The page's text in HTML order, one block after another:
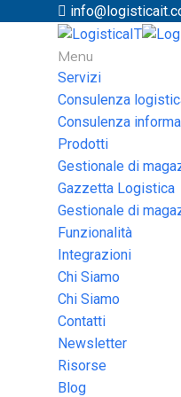
Menu
Servizi
Consulenza
Consulenza
Prodotti
Gestionale di
Gazzetta Logistica
Gestionale di
Funzionalità
Integrazioni
Chi Siamo
Chi Siamo
Contatti
Newsletter
Risorse
Blog